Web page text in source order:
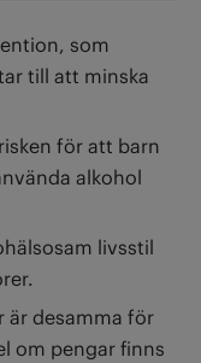
som
till att minska
för att barn
alkohol
livsstil
är desamma för
om pengar finns